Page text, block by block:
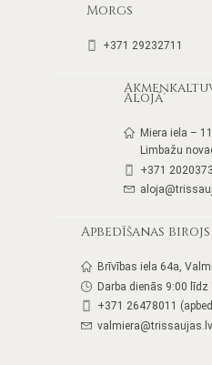
Morgs
+371 29232711
Alojā
Miera iela –
Limbažu
+371
Apbedīšanas
Brīvības iela 64a,
Darba dienās 9:00 līdz
+371 26478011
valmiera@trissaujas.lv